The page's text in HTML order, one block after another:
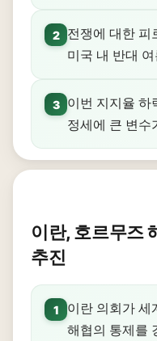
2
전쟁에 대한 피
미국 내 반대
3
이번 지지율 하
정세에 큰 변수
이란, 호르무즈
추진
1
이란 의회가 세
해협의 통제를